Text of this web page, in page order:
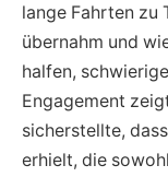
lange Fahrten zu
übernahm und
halfen,
Engagement
sicherstellte,
erhielt, die